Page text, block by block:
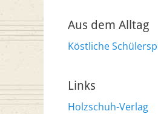
Aus dem Alltag
Köstliche
Links
Holzschuh-Verlag